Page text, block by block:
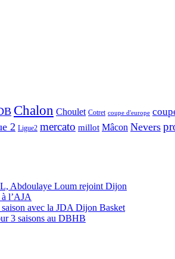
Chalon Choulet Cotret coupe d'europe
2 Ligue2 mercato millot Mâcon Nevers
Abdoulaye Loum rejoint Dijon
l’AJA
avec la JDA Dijon Basket
3 saisons au DBHB